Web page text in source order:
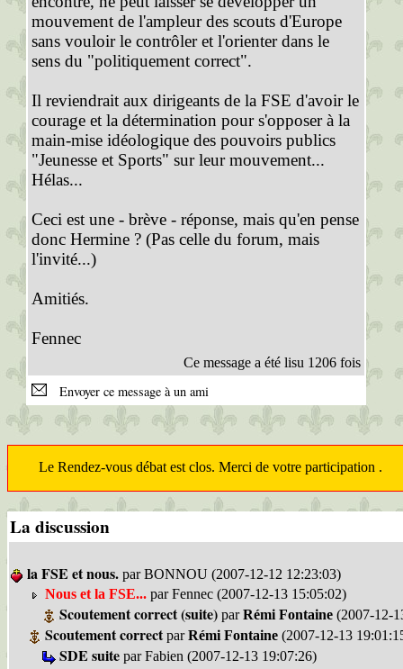
mouvement de l'ampleur des scouts d'Europe
sans vouloir le contrôler et l'orienter dans le
sens du "politiquement correct".
Il reviendrait aux dirigeants de la FSE d'avoir le
courage et la détermination pour s'opposer à la
main-mise idéologique des pouvoirs publics
"Jeunesse et Sports" sur leur mouvement...
Hélas...
Ceci est une - brève - réponse, mais qu'en pense
donc Hermine ? (Pas celle du forum, mais
l'invité...)
Amitiés.
Fennec
Ce message a été lisu 1206 fois
Envoyer ce message à un ami
Le Rendez-vous débat est clos. Merci de votre participation .
La discussion
la FSE et nous. par BONNOU (2007-12-12 12:23:03)
Nous et la FSE... par Fennec (2007-12-13 15:05:02)
Scoutement correct (suite) parRémi Fontaine (2007-12-
Scoutement correctparRémi Fontaine (2007-12-13
SDE suite par Fabien (2007-12-13 19:07:26)